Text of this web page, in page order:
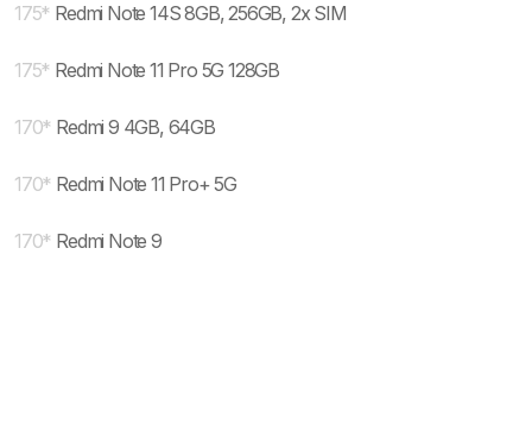
175* Redmi Note 14S 8GB, 256GB, 2x SIM
175* Redmi Note 11 Pro 5G 128GB
170* Redmi 9 4GB, 64GB
170* Redmi Note 11 Pro+ 5G
170* Redmi Note 9